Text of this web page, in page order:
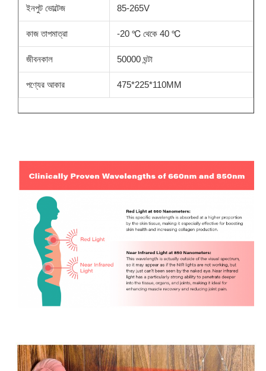
ইনপুট ভোল্টেজ 85-265V
কাজ তাপমাত্রা -20 ℃ থেকে 40 ℃
জীবনকাল 50000 ঘন্টা
পণ্যের আকার 475*225*110MM